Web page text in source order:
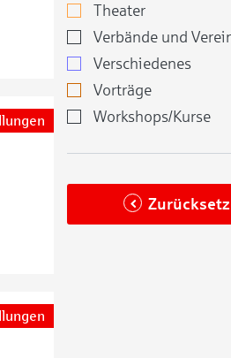
Theater
Verbände und
Verschiedenes
Vorträge
Workshops/Kurse